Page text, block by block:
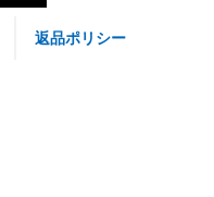
返品ポリシー